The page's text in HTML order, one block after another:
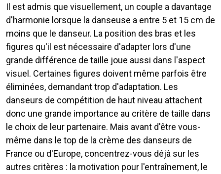
Il est admis que visuellement, un couple a davantage
d'harmonie lorsque la danseuse a entre 5 et 15 cm de
moins que le danseur. La position des bras et les
figures qu'il est nécessaire d'adapter lors d'une
grande différence de taille joue aussi dans l'aspect
visuel. Certaines figures doivent même parfois être
éliminées, demandant trop d'adaptation. Les
danseurs de compétition de haut niveau attachent
donc une grande importance au critère de taille dans
le choix de leur partenaire. Mais avant d'être vous-
même dans le top de la crème des danseurs de
France ou d'Europe, concentrez-vous déjà sur les
autres critères : la motivation pour l'entraînement, le